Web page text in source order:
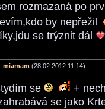
rozmazaná po
by nepřežil
se trýznit dál
miamam (28.02.2012 11:14)
se
+
se jako